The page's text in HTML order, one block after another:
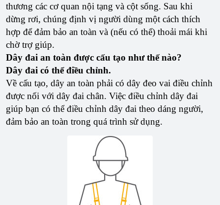
thương các cơ quan nội tạng và cột sống. Sau khi
dừng rơi, chúng định vị người dùng một cách thích
hợp để đảm bảo an toàn và (nếu có thể) thoải mái khi
chờ trợ giúp.
Dây đai an toàn được cấu tạo như thế nào?
Dây đai có thể điều chỉnh.
Về cấu tạo, dây an toàn phải có dây đeo vai điều chỉnh
được nối với dây đai chân. Việc điều chỉnh dây đai
giúp bạn có thể điều chỉnh dây đai theo dáng người,
đảm bảo an toàn trong quá trình sử dụng.